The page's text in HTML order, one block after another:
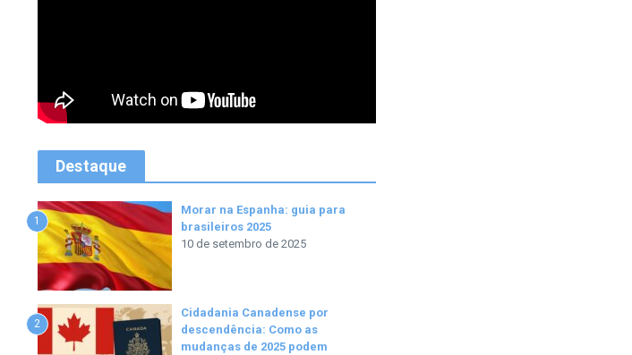
Destaque
1
Morar na Espanha: guia para
brasileiros 2025
10 de setembro de 2025
2
Cidadania Canadense por
descendência: Como as
mudanças de 2025 podem